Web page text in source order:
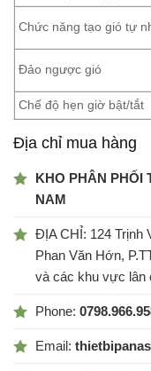
Chức năng tạo gió tự
Đảo ngược gió
Chế độ hẹn giờ bật/tắt
Địa chỉ mua hàng
KHO PHÂN PHỐI
NAM
ĐỊA CHỈ: 124 Trịnh
Phan Văn Hớn,
và các khu vực lân
Phone:
Email: